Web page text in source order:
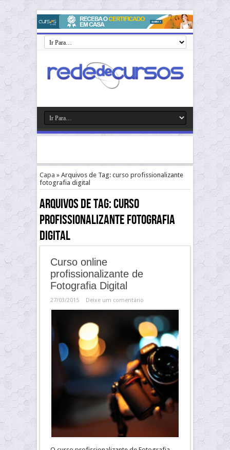
Capa » Arquivos de Tag: curso profissionalizante
fotografia digital
Arquivos de Tag:curso
profissionalizante fotografia
digital
Curso online
profissionalizante de
Fotografia Digital
27/03/2015 Deixe um comentário